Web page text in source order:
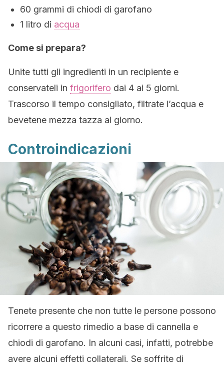
60 grammi di chiodi di garofano
1 litro di acqua
Come si prepara?
Unite tutti gli ingredienti in un recipiente e
conservateli in frigorifero dai 4 ai 5 giorni.
Trascorso il tempo consigliato, filtrate l’acqua e
bevetene mezza tazza al giorno.
Controindicazioni
Tenete presente che non tutte le persone possono
ricorrere a questo rimedio a base di cannella e
chiodi di garofano. In alcuni casi, infatti, potrebbe
avere alcuni effetti collaterali. Se soffrite di